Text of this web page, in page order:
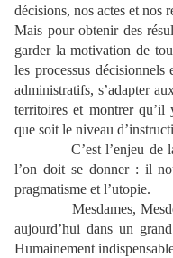
décisions, nos actes et nos
Mais pour obtenir des
garder la motivation de
les processus décisionnels
administratifs, s’adapter
territoires et montrer
que soit le niveau
C’est l’enjeu de
l’on doit se donner : il
pragmatisme et l’utopie.
Mesdames,
aujourd’hui dans un
Humainement